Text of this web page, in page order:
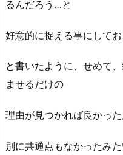
るんだろう…と
好意的に捉える事にしてお
と書いたように、せめて
ませるだけの
理由が見つかれば良かった
別に共通点もなかったみ